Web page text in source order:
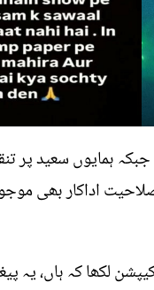
ہمایوں سعید پر
اداکار بھی
لکھا کہ ہاں، یہ